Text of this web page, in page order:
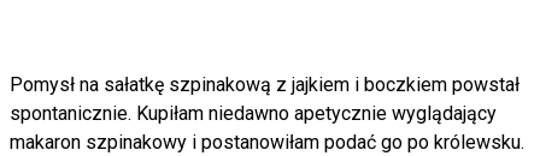
Pomysł na sałatkę szpinakową z jajkiem i boczkiem powstał
spontanicznie. Kupiłam niedawno apetycznie wyglądający
makaron szpinakowy i postanowiłam podać go po królewsku.